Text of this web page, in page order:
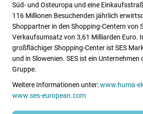
Süd- und Osteuropa und eine
116 Millionen Besuchenden jährlich
Shoppartner in den Shopping-Centern von
Verkaufsumsatz von 3,61 Milliarden Euro.
großflächiger Shopping-Center ist SES
und in Slowenien. SES ist ein Unternehmen
Gruppe.
Weitere Informationen unter:www.huma-
www.ses-european.com